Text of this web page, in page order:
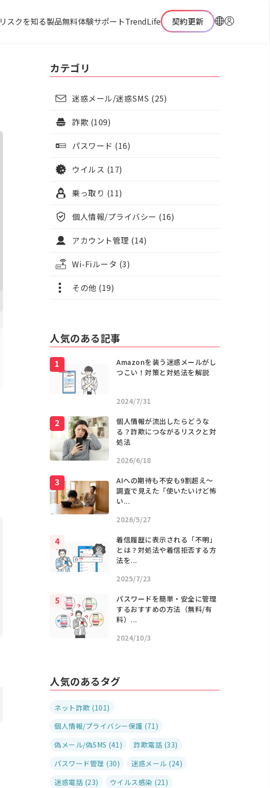
リスクを知る製品無料体験サポートTrendLife 契約更新
カテゴリ
迷惑メール/迷惑SMS (25)
詐欺 (109)
パスワード (16)
ウイルス (17)
乗っ取り (11)
個人情報/プライバシー (16)
アカウント管理 (14)
Wi-Fiルータ (3)
その他 (19)
人気のある記事
Amazonを装う迷惑メールがし
つこい！対策と対処法を解説
2024/7/31
個人情報が流出したらどうな
る？詐欺につながるリスクと対
処法
2026/6/18
AIへの期待も不安も9割超え〜
調査で見えた「使いたいけど怖
い...
2026/5/27
着信履歴に表示される「不明」
とは？対処法や着信拒否する方
法を...
2025/7/23
パスワードを簡単・安全に管理
するおすすめの方法（無料/有
料）...
2024/10/3
人気のあるタグ
ネット詐欺 (101)
個人情報/プライバシー保護 (71)
偽メール/偽SMS (41)
詐欺電話 (33)
パスワード管理 (30)
迷惑メール (24)
迷惑電話 (23)
ウイルス感染 (21)